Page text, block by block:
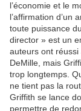
l’économie et le
l’affirmation d’un
toute puissance
director » est un
auteurs ont
DeMille, mais
trop longtemps.
ne tient pas la
Griffith se lance
permettre de